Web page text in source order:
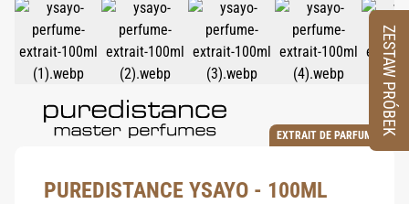
EXTRAIT DE PARFUM
PUREDISTANCE YSAYO - 100ML
ZESTAW PRÓBEK